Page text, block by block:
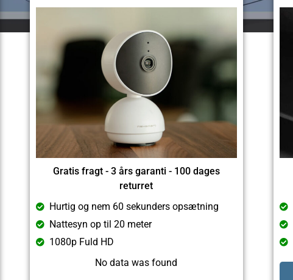
Gratis fragt - 3 års garanti - 100 dages
returret
Hurtig og nem 60 sekunders opsætning
Nattesyn op til 20 meter
1080p Fuld HD
No data was found